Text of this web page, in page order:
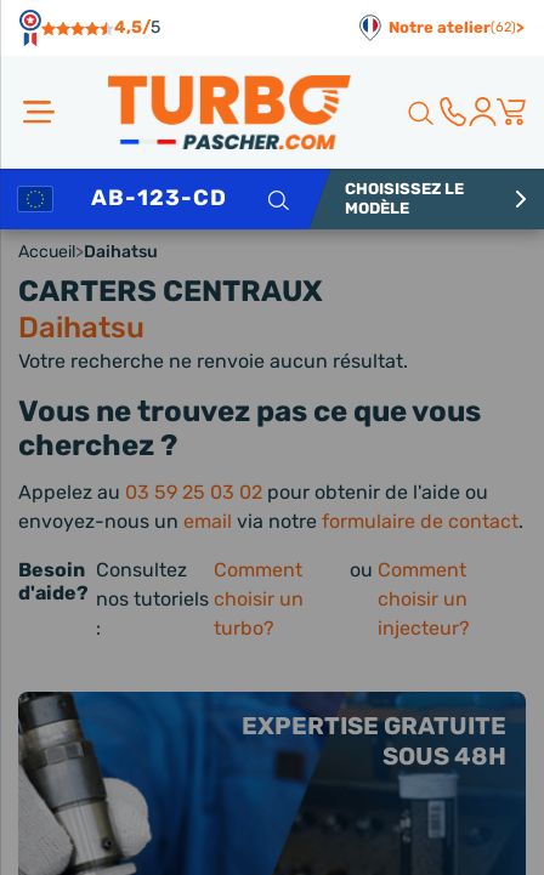
4,5/5 Notre atelier(62)>
Rechercher
CHOISISSEZ LE
MODÈLE
Accueil>Daihatsu
CARTERS CENTRAUX
Daihatsu
EXPERTISE GRATUITE
SOUS 48H
Votre recherche ne renvoie aucun résultat.
Vous ne trouvez pas ce que vous
cherchez ?
Appelez au 03 59 25 03 02 pour obtenir de l'aide ou
envoyez-nous un email via notre formulaire de contact.
Besoin
d'aide?
Consultez
nos tutoriels
:
Comment
choisir un
turbo?
ou Comment
choisir un
injecteur?
Panneau de gestion des cookies